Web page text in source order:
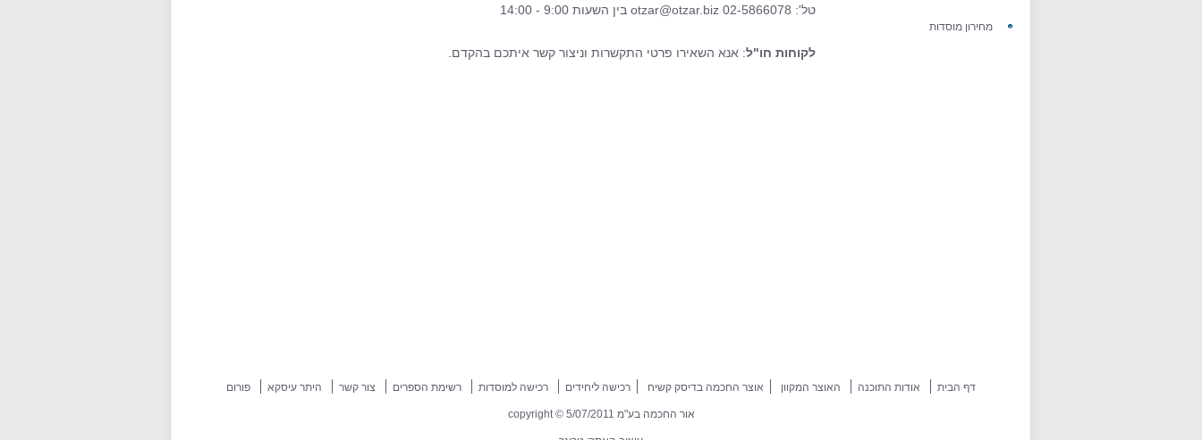
מחירון מוסדות
טל': 02-5866078
otzar@otzar.biz בין השעות 9:00 - 14:00
לקוחות חו"ל: אנא השאירו פרטי התקשרות וניצור קשר איתכם בהקדם.
דף הבית אודות התוכנה האוצר המקוון אוצר החכמה בדיסק קשיח רכישה ליחידים רכישה למוסדות רשימת הספרים צור קשר היתר עיסקא פורום
אור החכמה בע"מ copyright © 5/07/2011